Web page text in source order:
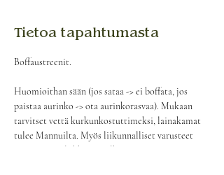
Tietoa tapahtumasta
Boffaustreenit.
Huomioithan sään (jos sataa -> ei boffata, jos
paistaa aurinko -> ota aurinkorasvaa). Mukaan
tarvitset vettä kurkunkostuttimeksi, lainakamat
tulee Mannuilta. Myös liikunnalliset varusteet
ovat tarpeen liikkuessa ulkona.